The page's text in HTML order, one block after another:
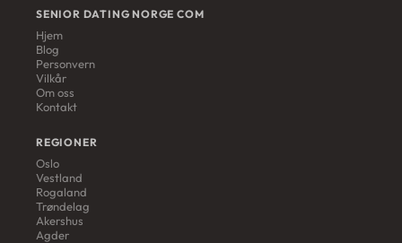
SENIOR DATING NORGE COM
Hjem
Blog
Personvern
Vilkår
Om oss
Kontakt
REGIONER
Oslo
Vestland
Rogaland
Trøndelag
Akershus
Agder